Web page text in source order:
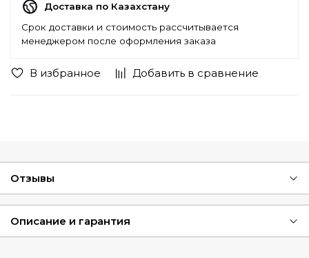
В избранное Добавить в сравнение
Доставка по Казахстану
Срок доставки и стоимость рассчитывается
менеджером после оформления заказа
Отзывы
Описание и гарантия